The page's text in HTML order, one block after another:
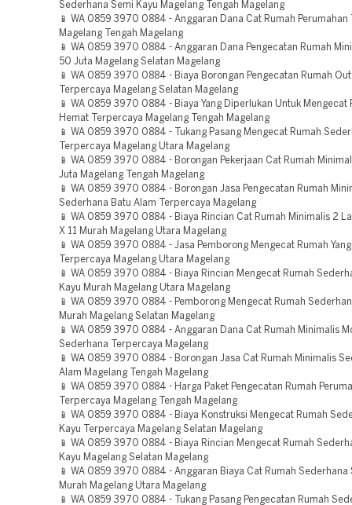
Sederhana Semi Kayu Magelang Tengah Magelang
📱 WA 0859 3970 0884 - Anggaran Dana Cat Rumah Perumahan
Magelang Tengah Magelang
📱 WA 0859 3970 0884 - Anggaran Dana Pengecatan Rumah
50 Juta Magelang Selatan Magelang
📱 WA 0859 3970 0884 - Biaya Borongan Pengecatan Rumah
Terpercaya Magelang Selatan Magelang
📱 WA 0859 3970 0884 - Biaya Yang Diperlukan Untuk Mengecat
Hemat Terpercaya Magelang Tengah Magelang
📱 WA 0859 3970 0884 - Tukang Pasang Mengecat Rumah
Terpercaya Magelang Utara Magelang
📱 WA 0859 3970 0884 - Borongan Pekerjaan Cat Rumah
Juta Magelang Tengah Magelang
📱 WA 0859 3970 0884 - Borongan Jasa Pengecatan Rumah
Sederhana Batu Alam Terpercaya Magelang
📱 WA 0859 3970 0884 - Biaya Rincian Cat Rumah Minimalis 2
X 11 Murah Magelang Utara Magelang
📱 WA 0859 3970 0884 - Jasa Pemborong Mengecat Rumah
Terpercaya Magelang Utara Magelang
📱 WA 0859 3970 0884 - Biaya Rincian Mengecat Rumah
Kayu Murah Magelang Utara Magelang
📱 WA 0859 3970 0884 - Pemborong Mengecat Rumah
Murah Magelang Selatan Magelang
📱 WA 0859 3970 0884 - Anggaran Dana Cat Rumah Minimalis
Sederhana Terpercaya Magelang
📱 WA 0859 3970 0884 - Borongan Jasa Cat Rumah Minimalis
Alam Magelang Tengah Magelang
📱 WA 0859 3970 0884 - Harga Paket Pengecatan Rumah
Terpercaya Magelang Tengah Magelang
📱 WA 0859 3970 0884 - Biaya Konstruksi Mengecat Rumah
Kayu Terpercaya Magelang Selatan Magelang
📱 WA 0859 3970 0884 - Biaya Rincian Mengecat Rumah
Kayu Magelang Selatan Magelang
📱 WA 0859 3970 0884 - Anggaran Biaya Cat Rumah Sederhana
Murah Magelang Utara Magelang
📱 WA 0859 3970 0884 - Tukang Pasang Pengecatan Rumah